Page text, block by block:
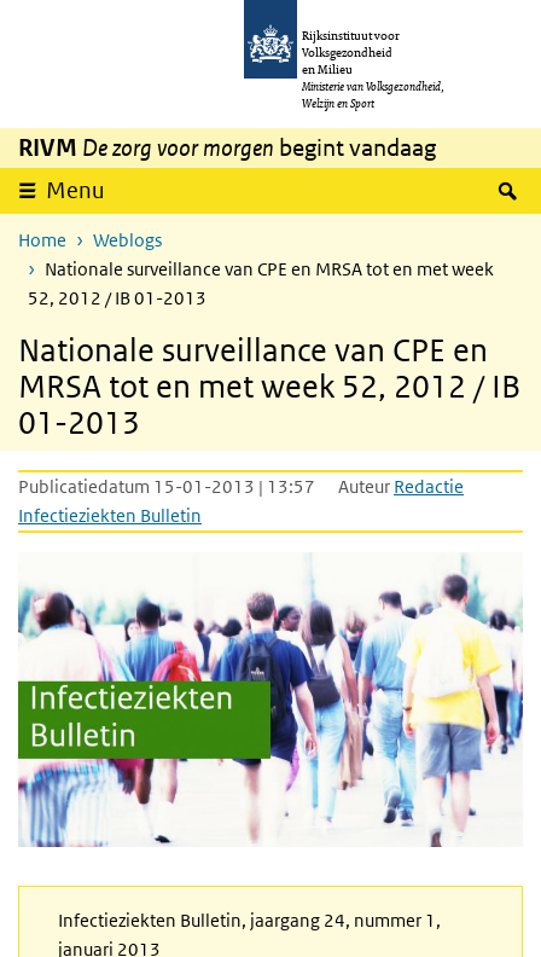
Overslaan en naar de inhoud gaan
Rijksinstituut voor
Volksgezondheid
en Milieu
Ministerie van Volksgezondheid,
Welzijn en Sport
RIVM De zorg voor morgen begint vandaag
Menu
Home
Weblogs
Nationale surveillance van CPE en MRSA tot en met week
52, 2012 / IB 01-2013
Nationale surveillance van CPE en
MRSA tot en met week 52, 2012 / IB
01-2013
Publicatiedatum 15-01-2013 | 13:57 Auteur Redactie
Infectieziekten Bulletin
Infectieziekten Bulletin, jaargang 24, nummer 1,
januari 2013